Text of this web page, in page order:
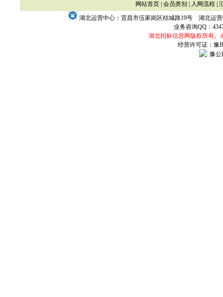
网站首页| 会员类别 入网流程
湖北运营中心：宜昌市伍家岗区桔城路19号 湖北运
业务咨询QQ：
湖北招标信息网版权所有。
经营许可证：豫
豫公